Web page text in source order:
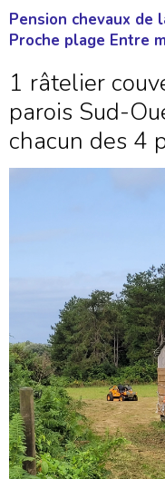
Pension chevaux de
Proche plage Entre
1 râtelier
parois Sud-
chacun des 4